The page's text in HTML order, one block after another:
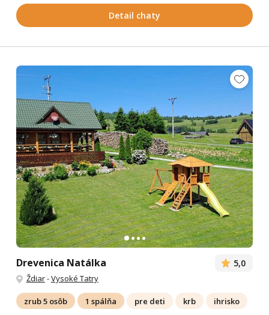
Detail chaty
Drevenica Natálka 5,0
Ždiar-Vysoké Tatry
zrub 5 osôb 1 spálňa pre deti krb
ihrisko